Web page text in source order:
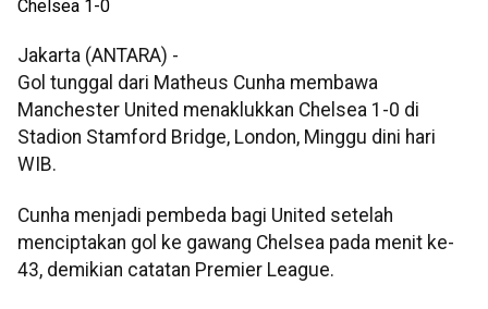
Jakarta (ANTARA) -
Gol tunggal dari Matheus Cunha membawa
Manchester United menaklukkan Chelsea 1-0 di
Stadion Stamford Bridge, London, Minggu dini hari
WIB.
Cunha menjadi pembeda bagi United setelah
menciptakan gol ke gawang Chelsea pada menit ke-
43, demikian catatan Premier League.